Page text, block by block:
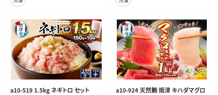
a10-519 1.5kg ネギトロ セット
a10-924 天然鮪 焼津 キハダマグロ